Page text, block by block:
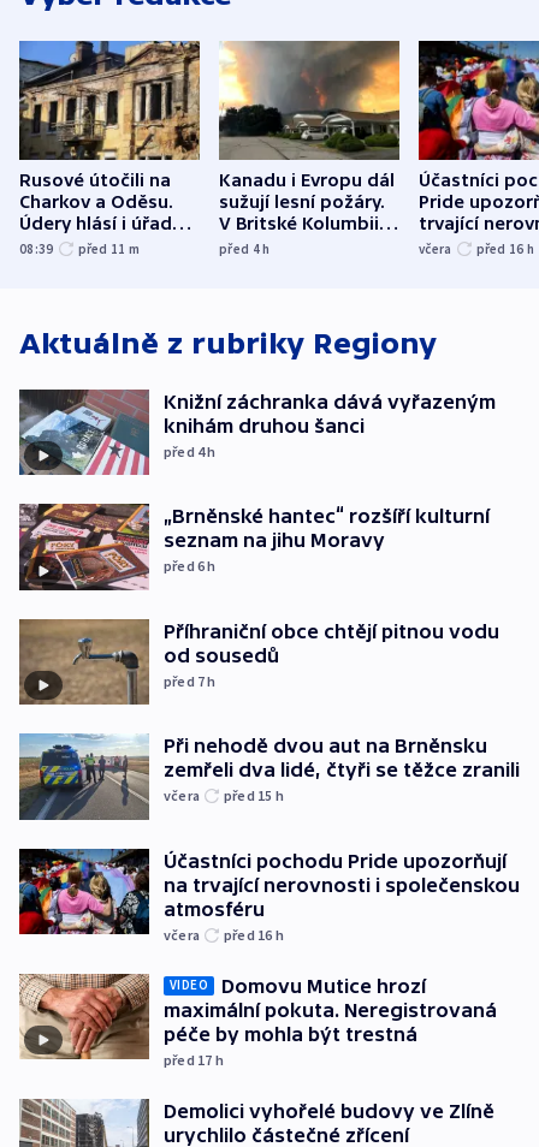
Rusové útočili na
Charkov a Oděsu.
Údery hlásí i úřady v
Bělgorodu
08:39 před 11 m
Kanadu i Evropu dál
sužují lesní požáry.
V Britské Kolumbii
evakuovali tisíce lidí
před 4h
Účastníci
Pride
trvající
včera před 16 h
Aktuálně z rubriky Regiony
Knižní záchranka dává vyřazeným
knihám druhou šanci
před 4h
„Brněnské hantec“ rozšíří kulturní
seznam na jihu Moravy
před 6h
Příhraniční obce chtějí pitnou vodu
od sousedů
před 7h
Při nehodě dvou aut na Brněnsku
zemřeli dva lidé, čtyři se těžce zranili
včera před 15 h
Účastníci pochodu Pride upozorňují
na trvající nerovnosti i společenskou
atmosféru
včera před 16 h
VIDEO
Domovu Mutice hrozí
maximální pokuta. Neregistrovaná
péče by mohla být trestná
před 17 h
Demolici vyhořelé budovy ve Zlíně
urychlilo částečné zřícení